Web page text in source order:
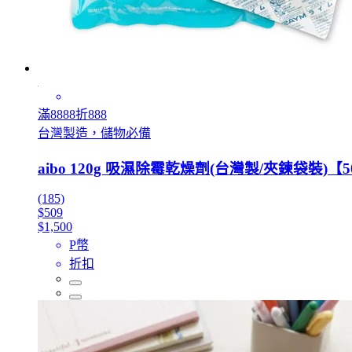
滿8888折888
台灣製造，儲物必備
aibo 120g 吸濕除霉乾燥劑(台灣製/夾鍊袋裝)【
(185)
$509
$1,500
P幣
折扣